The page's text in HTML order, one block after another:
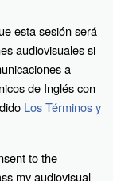
esta sesión será
audiovisuales si
a
de Inglés con
Los Términos y
to the
my audiovisual